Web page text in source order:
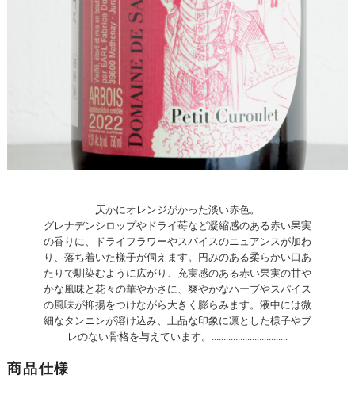
仄かにオレンジがかった淡い赤色。
グレナデンシロップやドライ苺など凝縮感のある赤い果実
の香りに、ドライフラワーやスパイスのニュアンスが加わ
り、落ち着いた様子が伺えます。円みのある柔らかい口あ
たりで馴染むように広がり、充実感のある赤い果実の甘や
かな風味と花々の華やかさに、爽やかなハーブやスパイス
の風味が抑揚をつけながら大きく膨らみます。液中には微
細なタンニンが溶け込み、上品な印象に凛とした様子やブ
レのない骨格を与えています。................................
商品仕様